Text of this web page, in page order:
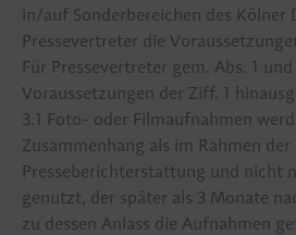
in/auf Sonderbereichen des Kölner
Pressevertreter die
Für Pressevertreter gem. Abs. 1
Voraussetzungen der Ziff. 1
3.1 Foto- oder Filmaufnahmen
Zusammenhang als im Rahmen der
Presseberichterstattung und nicht
genutzt, der später als 3 Monate
zu dessen Anlass die Aufnahmen